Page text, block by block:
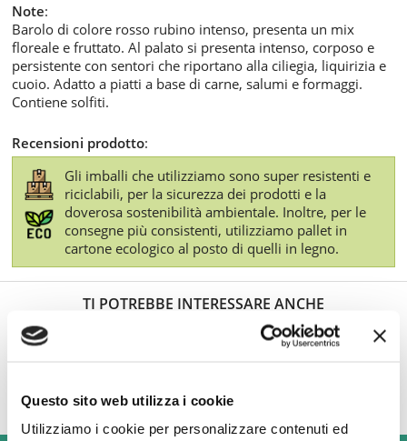
Questo sito web utilizza i cookie
Utilizziamo i cookie per personalizzare contenuti ed
Note:
Barolo di colore rosso rubino intenso, presenta un mix
floreale e fruttato. Al palato si presenta intenso, corposo e
persistente con sentori che riportano alla ciliegia, liquirizia e
cuoio. Adatto a piatti a base di carne, salumi e formaggi.
Contiene solfiti.
Recensioni prodotto:
Gli imballi che utilizziamo sono super resistenti e
riciclabili, per la sicurezza dei prodotti e la
doverosa sostenibilità ambientale. Inoltre, per le
consegne più consistenti, utilizziamo pallet in
cartone ecologico al posto di quelli in legno.
TI POTREBBE INTERESSARE ANCHE